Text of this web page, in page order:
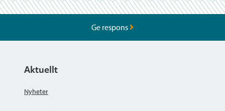
Ge respons
Aktuellt
Nyheter